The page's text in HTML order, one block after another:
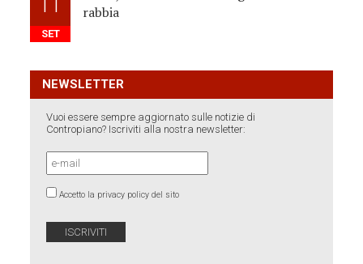
11
SET
rabbia
NEWSLETTER
Vuoi essere sempre aggiornato sulle notizie di
Contropiano? Iscriviti alla nostra newsletter:
Accetto la privacy policy del sito